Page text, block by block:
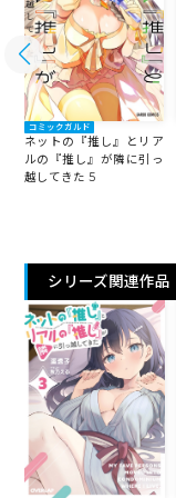
コミックガルド
ネットの『推し』とリア
ルの『推し』が隣に引っ
越してきた 5
シリーズ関連作品